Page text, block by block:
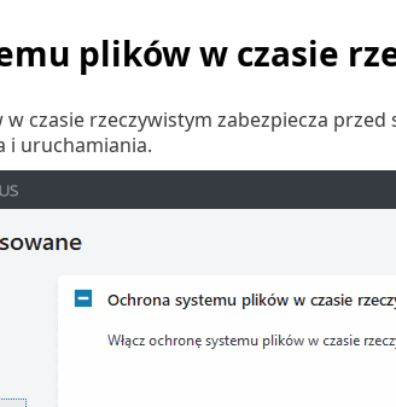
plików w czasie
czasie rzeczywistym zabezpiecza
i uruchamiania.